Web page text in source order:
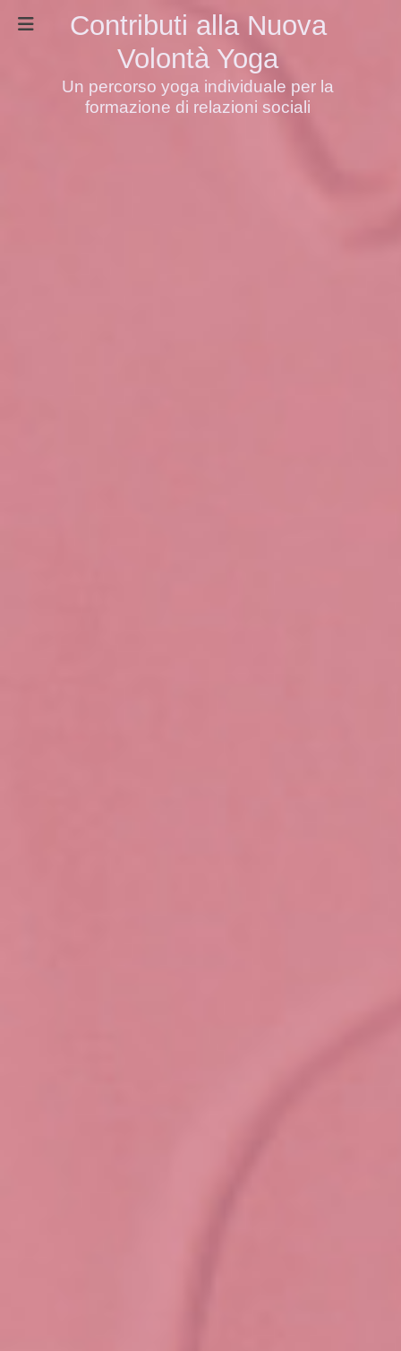
Contributi alla Nuova
Volontà Yoga
Un percorso yoga individuale per la
formazione di relazioni sociali